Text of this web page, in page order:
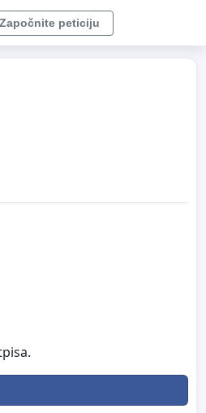
Započnite peticiju